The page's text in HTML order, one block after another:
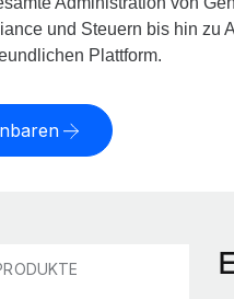
und Steuern bis hin zu
Plattform.